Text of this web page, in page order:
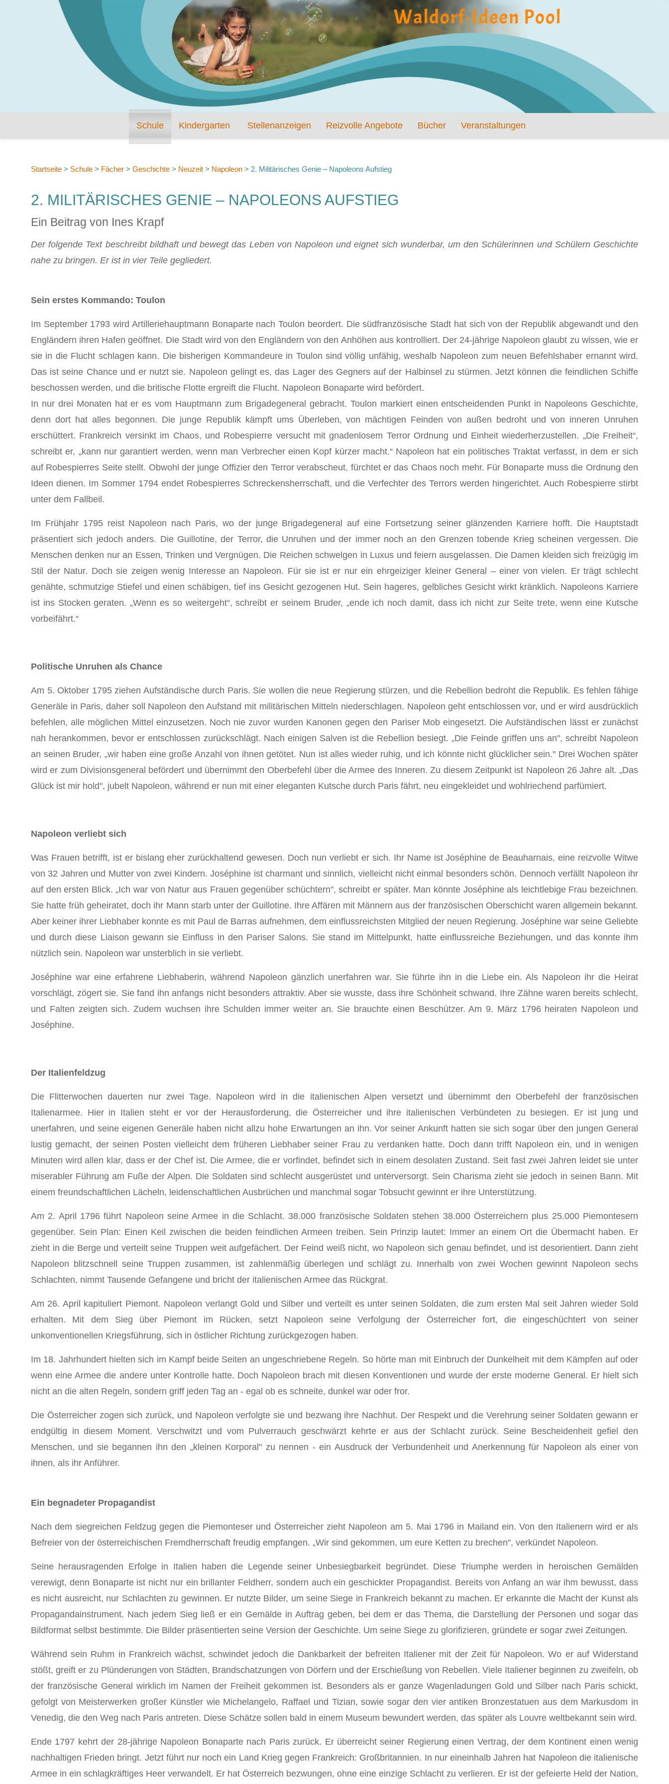
Schule Kindergarten Stellenanzeigen Reizvolle Angebote Bücher Veranstaltungen
Startseite > Schule > Fächer > Geschichte > Neuzeit > Napoleon > 2. Militärisches Genie – Napoleons Aufstieg
2. MILITÄRISCHES GENIE – NAPOLEONS AUFSTIEG
Ein Beitrag von Ines Krapf
Der folgende Text beschreibt bildhaft und bewegt das Leben von Napoleon und eignet sich wunderbar, um den Schülerinnen und Schülern Geschichte
nahe zu bringen. Er ist in vier Teile gegliedert.
Sein erstes Kommando: Toulon
Im September 1793 wird Artilleriehauptmann Bonaparte nach Toulon beordert. Die südfranzösische Stadt hat sich von der Republik abgewandt und den
Engländern ihren Hafen geöffnet. Die Stadt wird von den Engländern von den Anhöhen aus kontrolliert. Der 24-jährige Napoleon glaubt zu wissen, wie er
sie in die Flucht schlagen kann. Die bisherigen Kommandeure in Toulon sind völlig unfähig, weshalb Napoleon zum neuen Befehlshaber ernannt wird.
Das ist seine Chance und er nutzt sie. Napoleon gelingt es, das Lager des Gegners auf der Halbinsel zu stürmen. Jetzt können die feindlichen Schiffe
beschossen werden, und die britische Flotte ergreift die Flucht. Napoleon Bonaparte wird befördert.
In nur drei Monaten hat er es vom Hauptmann zum Brigadegeneral gebracht. Toulon markiert einen entscheidenden Punkt in Napoleons Geschichte,
denn dort hat alles begonnen. Die junge Republik kämpft ums Überleben, von mächtigen Feinden von außen bedroht und von inneren Unruhen
erschüttert. Frankreich versinkt im Chaos, und Robespierre versucht mit gnadenlosem Terror Ordnung und Einheit wiederherzustellen. „Die Freiheit“,
schreibt er, „kann nur garantiert werden, wenn man Verbrecher einen Kopf kürzer macht.“ Napoleon hat ein politisches Traktat verfasst, in dem er sich
auf Robespierres Seite stellt. Obwohl der junge Offizier den Terror verabscheut, fürchtet er das Chaos noch mehr. Für Bonaparte muss die Ordnung den
Ideen dienen. Im Sommer 1794 endet Robespierres Schreckensherrschaft, und die Verfechter des Terrors werden hingerichtet. Auch Robespierre stirbt
unter dem Fallbeil.
Im Frühjahr 1795 reist Napoleon nach Paris, wo der junge Brigadegeneral auf eine Fortsetzung seiner glänzenden Karriere hofft. Die Hauptstadt
präsentiert sich jedoch anders. Die Guillotine, der Terror, die Unruhen und der immer noch an den Grenzen tobende Krieg scheinen vergessen. Die
Menschen denken nur an Essen, Trinken und Vergnügen. Die Reichen schwelgen in Luxus und feiern ausgelassen. Die Damen kleiden sich freizügig im
Stil der Natur. Doch sie zeigen wenig Interesse an Napoleon. Für sie ist er nur ein ehrgeiziger kleiner General – einer von vielen. Er trägt schlecht
genähte, schmutzige Stiefel und einen schäbigen, tief ins Gesicht gezogenen Hut. Sein hageres, gelbliches Gesicht wirkt kränklich. Napoleons Karriere
ist ins Stocken geraten. „Wenn es so weitergeht“, schreibt er seinem Bruder, „ende ich noch damit, dass ich nicht zur Seite trete, wenn eine Kutsche
vorbeifährt.“
Politische Unruhen als Chance
Am 5. Oktober 1795 ziehen Aufständische durch Paris. Sie wollen die neue Regierung stürzen, und die Rebellion bedroht die Republik. Es fehlen fähige
Generäle in Paris, daher soll Napoleon den Aufstand mit militärischen Mitteln niederschlagen. Napoleon geht entschlossen vor, und er wird ausdrücklich
befehlen, alle möglichen Mittel einzusetzen. Noch nie zuvor wurden Kanonen gegen den Pariser Mob eingesetzt. Die Aufständischen lässt er zunächst
nah herankommen, bevor er entschlossen zurückschlägt. Nach einigen Salven ist die Rebellion besiegt. „Die Feinde griffen uns an", schreibt Napoleon
an seinen Bruder, „wir haben eine große Anzahl von ihnen getötet. Nun ist alles wieder ruhig, und ich könnte nicht glücklicher sein." Drei Wochen später
wird er zum Divisionsgeneral befördert und übernimmt den Oberbefehl über die Armee des Inneren. Zu diesem Zeitpunkt ist Napoleon 26 Jahre alt. „Das
Glück ist mir hold", jubelt Napoleon, während er nun mit einer eleganten Kutsche durch Paris fährt, neu eingekleidet und wohlriechend parfümiert.
Napoleon verliebt sich
Was Frauen betrifft, ist er bislang eher zurückhaltend gewesen. Doch nun verliebt er sich. Ihr Name ist Joséphine de Beauharnais, eine reizvolle Witwe
von 32 Jahren und Mutter von zwei Kindern. Joséphine ist charmant und sinnlich, vielleicht nicht einmal besonders schön. Dennoch verfällt Napoleon ihr
auf den ersten Blick. „Ich war von Natur aus Frauen gegenüber schüchtern", schreibt er später. Man könnte Joséphine als leichtlebige Frau bezeichnen.
Sie hatte früh geheiratet, doch ihr Mann starb unter der Guillotine. Ihre Affären mit Männern aus der französischen Oberschicht waren allgemein bekannt.
Aber keiner ihrer Liebhaber konnte es mit Paul de Barras aufnehmen, dem einflussreichsten Mitglied der neuen Regierung. Joséphine war seine Geliebte
und durch diese Liaison gewann sie Einfluss in den Pariser Salons. Sie stand im Mittelpunkt, hatte einflussreiche Beziehungen, und das konnte ihm
nützlich sein. Napoleon war unsterblich in sie verliebt.
Joséphine war eine erfahrene Liebhaberin, während Napoleon gänzlich unerfahren war. Sie führte ihn in die Liebe ein. Als Napoleon ihr die Heirat
vorschlägt, zögert sie. Sie fand ihn anfangs nicht besonders attraktiv. Aber sie wusste, dass ihre Schönheit schwand. Ihre Zähne waren bereits schlecht,
und Falten zeigten sich. Zudem wuchsen ihre Schulden immer weiter an. Sie brauchte einen Beschützer. Am 9. März 1796 heiraten Napoleon und
Joséphine.
Der Italienfeldzug
Die Flitterwochen dauerten nur zwei Tage. Napoleon wird in die italienischen Alpen versetzt und übernimmt den Oberbefehl der französischen
Italienarmee. Hier in Italien steht er vor der Herausforderung, die Österreicher und ihre italienischen Verbündeten zu besiegen. Er ist jung und
unerfahren, und seine eigenen Generäle haben nicht allzu hohe Erwartungen an ihn. Vor seiner Ankunft hatten sie sich sogar über den jungen General
lustig gemacht, der seinen Posten vielleicht dem früheren Liebhaber seiner Frau zu verdanken hatte. Doch dann trifft Napoleon ein, und in wenigen
Minuten wird allen klar, dass er der Chef ist. Die Armee, die er vorfindet, befindet sich in einem desolaten Zustand. Seit fast zwei Jahren leidet sie unter
miserabler Führung am Fuße der Alpen. Die Soldaten sind schlecht ausgerüstet und unterversorgt. Sein Charisma zieht sie jedoch in seinen Bann. Mit
einem freundschaftlichen Lächeln, leidenschaftlichen Ausbrüchen und manchmal sogar Tobsucht gewinnt er ihre Unterstützung.
Am 2. April 1796 führt Napoleon seine Armee in die Schlacht. 38.000 französische Soldaten stehen 38.000 Österreichern plus 25.000 Piemontesern
gegenüber. Sein Plan: Einen Keil zwischen die beiden feindlichen Armeen treiben. Sein Prinzip lautet: Immer an einem Ort die Übermacht haben. Er
zieht in die Berge und verteilt seine Truppen weit aufgefächert. Der Feind weiß nicht, wo Napoleon sich genau befindet, und ist desorientiert. Dann zieht
Napoleon blitzschnell seine Truppen zusammen, ist zahlenmäßig überlegen und schlägt zu. Innerhalb von zwei Wochen gewinnt Napoleon sechs
Schlachten, nimmt Tausende Gefangene und bricht der italienischen Armee das Rückgrat.
Am 26. April kapituliert Piemont. Napoleon verlangt Gold und Silber und verteilt es unter seinen Soldaten, die zum ersten Mal seit Jahren wieder Sold
erhalten. Mit dem Sieg über Piemont im Rücken, setzt Napoleon seine Verfolgung der Österreicher fort, die eingeschüchtert von seiner
unkonventionellen Kriegsführung, sich in östlicher Richtung zurückgezogen haben.
Im 18. Jahrhundert hielten sich im Kampf beide Seiten an ungeschriebene Regeln. So hörte man mit Einbruch der Dunkelheit mit dem Kämpfen auf oder
wenn eine Armee die andere unter Kontrolle hatte. Doch Napoleon brach mit diesen Konventionen und wurde der erste moderne General. Er hielt sich
nicht an die alten Regeln, sondern griff jeden Tag an - egal ob es schneite, dunkel war oder fror.
Die Österreicher zogen sich zurück, und Napoleon verfolgte sie und bezwang ihre Nachhut. Der Respekt und die Verehrung seiner Soldaten gewann er
endgültig in diesem Moment. Verschwitzt und vom Pulverrauch geschwärzt kehrte er aus der Schlacht zurück. Seine Bescheidenheit gefiel den
Menschen, und sie begannen ihn den „kleinen Korporal" zu nennen - ein Ausdruck der Verbundenheit und Anerkennung für Napoleon als einer von
ihnen, als ihr Anführer.
Ein begnadeter Propagandist
Nach dem siegreichen Feldzug gegen die Piemonteser und Österreicher zieht Napoleon am 5. Mai 1796 in Mailand ein. Von den Italienern wird er als
Befreier von der österreichischen Fremdherrschaft freudig empfangen. „Wir sind gekommen, um eure Ketten zu brechen", verkündet Napoleon.
Seine herausragenden Erfolge in Italien haben die Legende seiner Unbesiegbarkeit begründet. Diese Triumphe werden in heroischen Gemälden
verewigt, denn Bonaparte ist nicht nur ein brillanter Feldherr, sondern auch ein geschickter Propagandist. Bereits von Anfang an war ihm bewusst, dass
es nicht ausreicht, nur Schlachten zu gewinnen. Er nutzte Bilder, um seine Siege in Frankreich bekannt zu machen. Er erkannte die Macht der Kunst als
Propagandainstrument. Nach jedem Sieg ließ er ein Gemälde in Auftrag geben, bei dem er das Thema, die Darstellung der Personen und sogar das
Bildformat selbst bestimmte. Die Bilder präsentierten seine Version der Geschichte. Um seine Siege zu glorifizieren, gründete er sogar zwei Zeitungen.
Während sein Ruhm in Frankreich wächst, schwindet jedoch die Dankbarkeit der befreiten Italiener mit der Zeit für Napoleon. Wo er auf Widerstand
stößt, greift er zu Plünderungen von Städten, Brandschatzungen von Dörfern und der Erschießung von Rebellen. Viele Italiener beginnen zu zweifeln, ob
der französische General wirklich im Namen der Freiheit gekommen ist. Besonders als er ganze Wagenladungen Gold und Silber nach Paris schickt,
gefolgt von Meisterwerken großer Künstler wie Michelangelo, Raffael und Tizian, sowie sogar den vier antiken Bronzestatuen aus dem Markusdom in
Venedig, die den Weg nach Paris antreten. Diese Schätze sollen bald in einem Museum bewundert werden, das später als Louvre weltbekannt sein wird.
Ende 1797 kehrt der 28-jährige Napoleon Bonaparte nach Paris zurück. Er überreicht seiner Regierung einen Vertrag, der dem Kontinent einen wenig
nachhaltigen Frieden bringt. Jetzt führt nur noch ein Land Krieg gegen Frankreich: Großbritannien. In nur eineinhalb Jahren hat Napoleon die italienische
Armee in ein schlagkräftiges Heer verwandelt. Er hat Österreich bezwungen, ohne eine einzige Schlacht zu verlieren. Er ist der gefeierte Held der Nation,